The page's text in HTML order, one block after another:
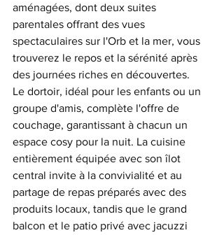
aménagées, dont deux suites
parentales offrant des vues
spectaculaires sur l'Orb et la mer, vous
trouverez le repos et la sérénité après
des journées riches en découvertes.
Le dortoir, idéal pour les enfants ou un
groupe d'amis, complète l'offre de
couchage, garantissant à chacun un
espace cosy pour la nuit. La cuisine
entièrement équipée avec son îlot
central invite à la convivialité et au
partage de repas préparés avec des
produits locaux, tandis que le grand
balcon et le patio privé avec jacuzzi